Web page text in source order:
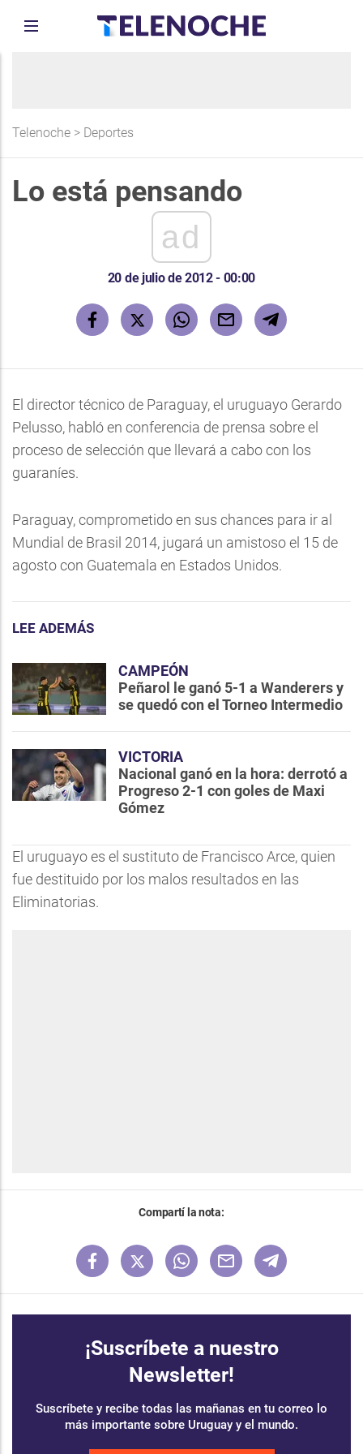
Telenoche > Deportes
Lo está pensando
ad
20 de julio de 2012 - 00:00
El director técnico de Paraguay, el uruguayo Gerardo
Pelusso, habló en conferencia de prensa sobre el
proceso de selección que llevará a cabo con los
guaraníes.
Paraguay, comprometido en sus chances para ir al
Mundial de Brasil 2014, jugará un amistoso el 15 de
agosto con Guatemala en Estados Unidos.
LEE ADEMÁS
CAMPEÓN
Peñarol le ganó 5-1 a Wanderers y
se quedó con el Torneo Intermedio
VICTORIA
Nacional ganó en la hora: derrotó a
Progreso 2-1 con goles de Maxi
Gómez
El uruguayo es el sustituto de Francisco Arce, quien
fue destituido por los malos resultados en las
Eliminatorias.
Compartí la nota:
¡Suscríbete a nuestro
Newsletter!
Suscríbete y recibe todas las mañanas en tu correo lo
más importante sobre Uruguay y el mundo.